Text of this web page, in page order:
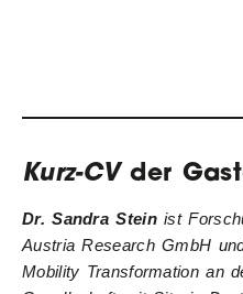
Kurz-CVder
Dr. Sandra Steinist
Austria Research GmbH
Mobility Transformation an